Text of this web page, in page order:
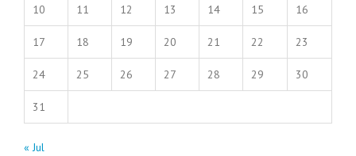
10 11 12 13 14 15 16
17 18 19 20 21 22 23
24 25 26 27 28 29 30
31
« Jul